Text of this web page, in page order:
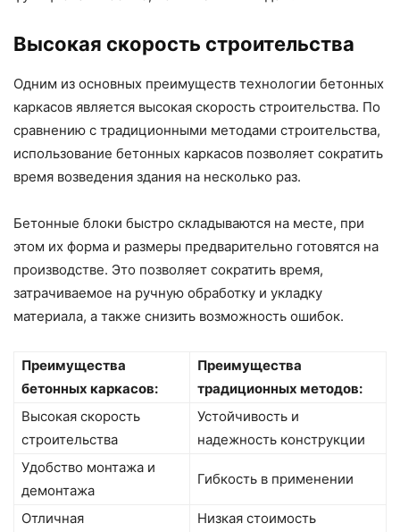
Высокая скорость строительства
Одним из основных преимуществ технологии бетонных
каркасов является высокая скорость строительства. По
сравнению с традиционными методами строительства,
использование бетонных каркасов позволяет сократить
время возведения здания на несколько раз.
Бетонные блоки быстро складываются на месте, при
этом их форма и размеры предварительно готовятся на
производстве. Это позволяет сократить время,
затрачиваемое на ручную обработку и укладку
материала, а также снизить возможность ошибок.
Преимущества
бетонных каркасов:
Преимущества
традиционных методов:
Высокая скорость
строительства
Устойчивость и
надежность конструкции
Удобство монтажа и
демонтажа
Гибкость в применении
Отличная
Низкая стоимость